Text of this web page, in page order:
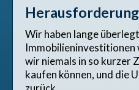
Wir haben lange
Immobilieninvestitionen
wir niemals in so kurzer
kaufen können, und die